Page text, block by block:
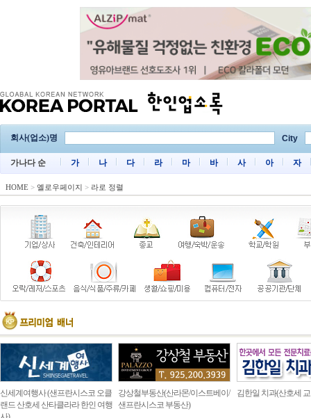
회사(업소)명 City
가나다 순 가 나 다 라 마 바 사 아 자
HOME > 옐로우페이지 > 라로 정렬
신세계여행사 (샌프란시스코 오클
랜드 산호세 산타클라라 한인 여행
강상철부동산(산라몬/이스트베이/
샌프란시스코 부동산)
김한일 치과(산호세